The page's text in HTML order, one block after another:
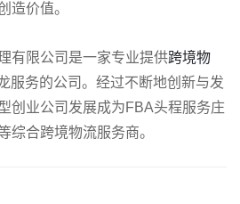
造价值。
有限公司是一家专业提供跨境物
服务的公司。经过不断地创新与发
创业公司发展成为FBA头程服务庄
综合跨境物流服务商。